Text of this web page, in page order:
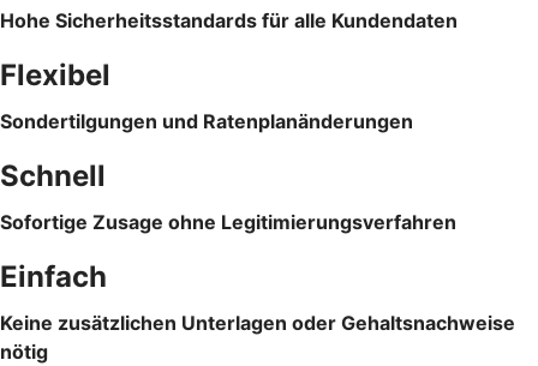
Hohe Sicherheitsstandards für alle Kundendaten
Flexibel
Sondertilgungen und Ratenplanänderungen
Schnell
Sofortige Zusage ohne Legitimierungsverfahren
Einfach
Keine zusätzlichen Unterlagen oder Gehaltsnachweise
nötig